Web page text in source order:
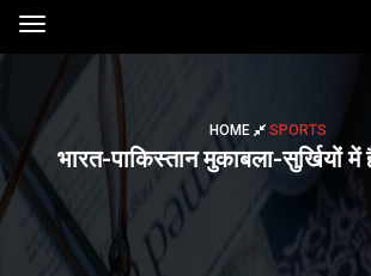
Toggle
navigation
HOME SPORTS
भारत-पाकिस्तान मुकाबला-सुर्खियों